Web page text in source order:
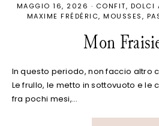
MAGGIO 16, 2026 · CONFIT DOLCI
MAXIME FRÉDÉRIC
MOUSSES
Mon
In questo periodo, non faccio altro
Le frullo, le metto in sottovuoto e le
fra pochi mesi,…